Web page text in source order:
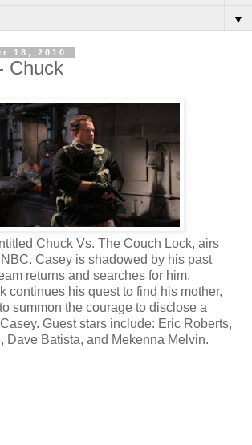
▼
18, 2010
Chuck
Chuck Vs. The Couch Lock, airs
Casey is shadowed by his past
returns and searches for him.
continues his quest to find his mother,
summon the courage to disclose a
Guest stars include: Eric Roberts,
Dave Batista, and Mekenna Melvin.